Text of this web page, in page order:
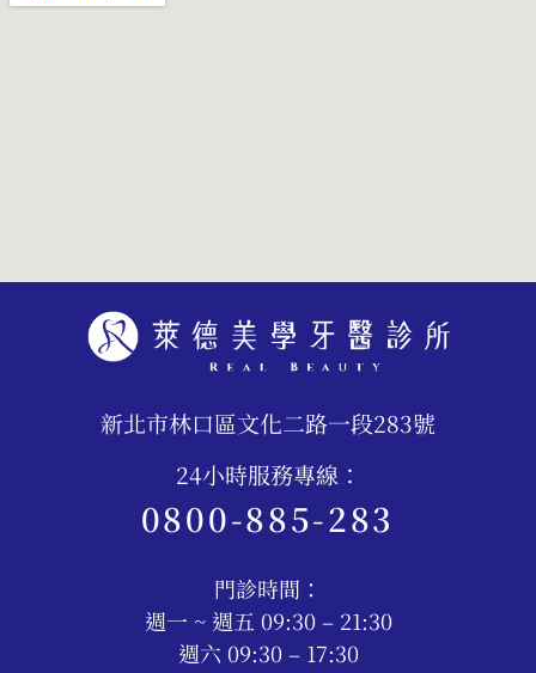
新北市林口區文化二路一段283號
24小時服務專線：
0800-885-283
門診時間：
週一 ~ 週五 09:30 – 21:30
週六 09:30 – 17:30